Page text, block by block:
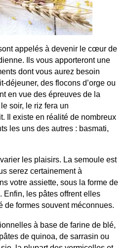
appelés à devenir le cœur de
Ils vous apporteront une
dont vous aurez besoin
déjeuner, des flocons d’orge ou
en vue des épreuves de la
soir, le riz fera un
Il existe en réalité de nombreux
les uns des autres : basmati,
les plaisirs. La semoule est
serez certainement à
votre assiette, sous la forme de
Enfin, les pâtes offrent elles
de formes souvent méconnues.
à base de farine de blé,
de quinoa, de sarrasin ou